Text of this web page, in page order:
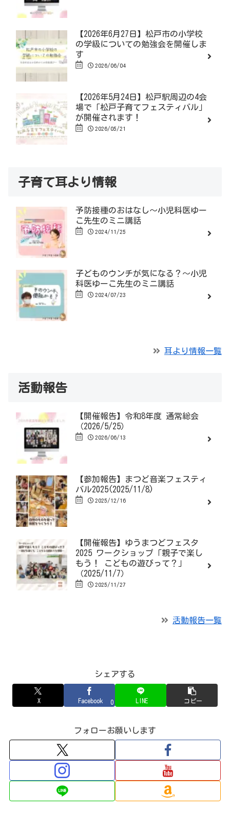
【2026年6月27日】松戸市の小学校
の学級についての勉強会を開催しま
す
2026/06/04
【2026年5月24日】松戸駅周辺の4会
場で「松戸子育てフェスティバル」
が開催されます！
2026/05/21
子育て耳より情報
予防接種のおはなし～小児科医ゆー
こ先生のミニ講話
2024/11/25
子どものウンチが気になる？～小児
科医ゆーこ先生のミニ講話
2024/07/23
耳より情報一覧
活動報告
【開催報告】令和8年度 通常総会
（2026/5/25）
2026/06/13
【参加報告】まつど音楽フェスティ
バル2025(2025/11/8)
2025/12/16
【開催報告】ゆうまつどフェスタ
2025 ワークショップ「親子で楽し
もう！ こどもの遊びって？」
（2025/11/7）
2025/11/27
活動報告一覧
シェアする
X Facebook 0 LINE コピー
フォローお願いします